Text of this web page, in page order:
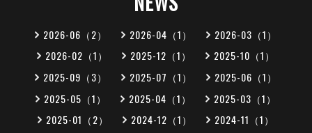
2026-06（2） 2026-04（1）
2026-03（1）
2026-02（1）
2025-12（1）
2025-10（1）
2025-09（3）
2025-07（1）
2025-06（1）
2025-05（1）
2025-04（1）
2025-03（1）
2025-01（2）
2024-12（1）
2024-11（1）